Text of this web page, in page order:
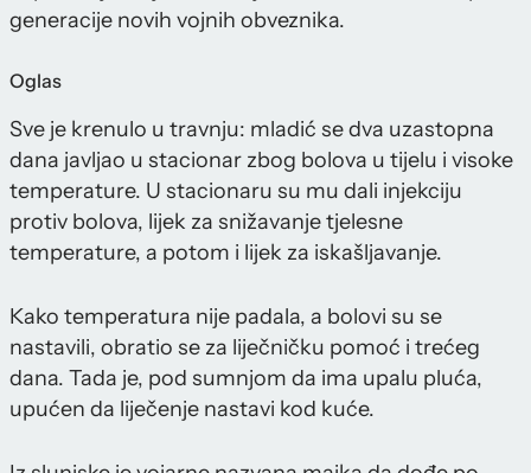
generacije novih vojnih obveznika.
Oglas
Sve je krenulo u travnju: mladić se dva uzastopna
dana javljao u stacionar zbog bolova u tijelu i visoke
temperature. U stacionaru su mu dali injekciju
protiv bolova, lijek za snižavanje tjelesne
temperature, a potom i lijek za iskašljavanje.
Kako temperatura nije padala, a bolovi su se
nastavili, obratio se za liječničku pomoć i trećeg
dana. Tada je, pod sumnjom da ima upalu pluća,
upućen da liječenje nastavi kod kuće.